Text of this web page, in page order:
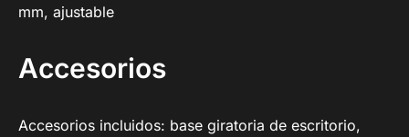
mm, ajustable
Accesorios
Accesorios incluidos: base giratoria de escritorio,